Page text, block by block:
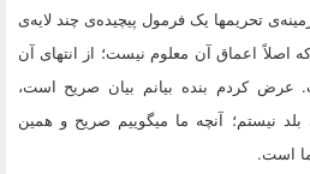
تحریمها یک فرمول پیچیده‌ى چند لایه‌ى
اصلاً اعماق آن معلوم نیست؛ از انتهاى آن
عرض کردم بنده بیانم بیان صریح است،
بلد نیستم؛ آنچه ما میگوییم صریح و همین
است.